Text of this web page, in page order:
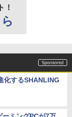
！
化するSHANLING